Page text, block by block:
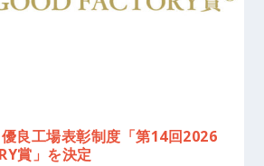
良工場表彰制度「第14回2026
賞」を決定